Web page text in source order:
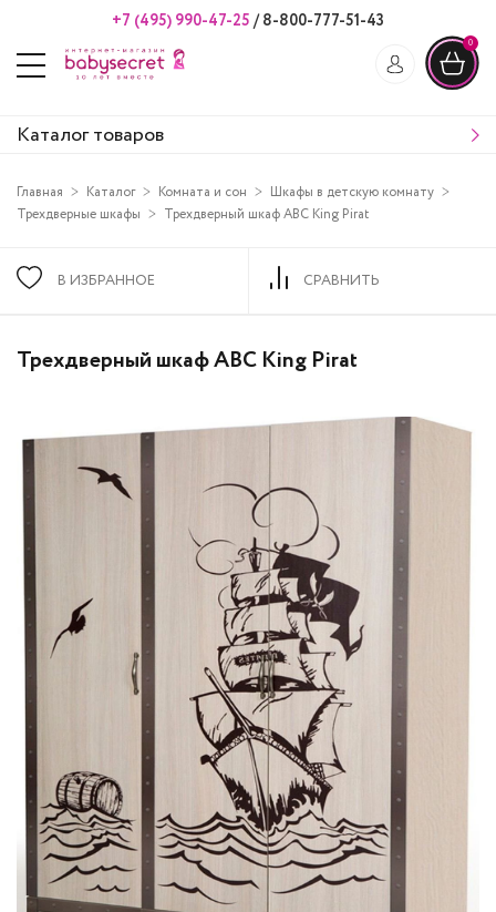
+7 (495) 990-47-25 /8-800-777-51-43
0
Каталог товаров
Главная Каталог Комната и сон
Шкафы в детскую комнату
Трехдверные шкафы
Трехдверный шкаф ABC King Pirat
В ИЗБРАННОЕ СРАВНИТЬ
Трехдверный шкаф ABC King Pirat